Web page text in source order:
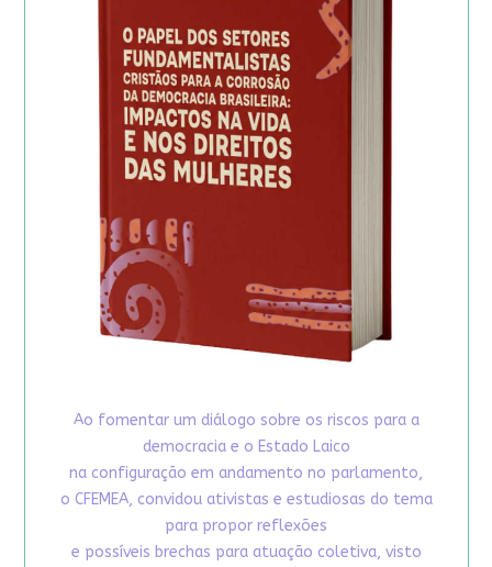
Ao fomentar um diálogo sobre os riscos para a
democracia e o Estado Laico
na configuração em andamento no parlamento,
o CFEMEA, convidou ativistas e estudiosas do tema
para propor reflexões
e possíveis brechas para atuação coletiva, visto